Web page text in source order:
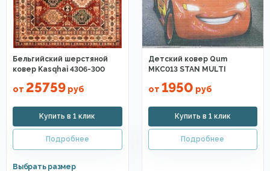
Бельгийский шерстяной
ковер Kasqhai 4306-300
от 25759 руб
Детский ковер Qum
MKC013 STAN MULTI
от 1950 руб